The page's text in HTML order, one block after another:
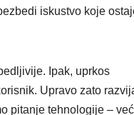
iskustvo koje
Ipak, uprkos
Upravo zato
pitanje tehnologije –